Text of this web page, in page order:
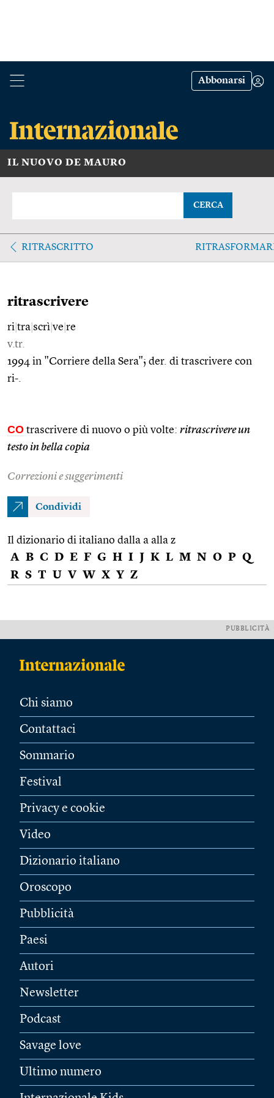
Abbonarsi
IL NUOVO DE MAURO
CERCA
RITRASCRITTO
ritrascrivere
ri tra scrì ve re
v.tr.
1994 in "Corriere della Sera"; der. di trascrivere con
ri-.
CO trascrivere di nuovo o più volte: ritrascrivere un
testo in bella copia
Correzioni e suggerimenti
Condividi
Il dizionario di italiano dalla a alla z
A B C D E F G H I J K L M N O P Q
R S T U V W X Y Z
PUBBLICITÀ
Chi siamo
Contattaci
Sommario
Festival
Privacy e cookie
Video
Dizionario italiano
Oroscopo
Pubblicità
Paesi
Autori
Newsletter
Podcast
Savage love
Ultimo numero